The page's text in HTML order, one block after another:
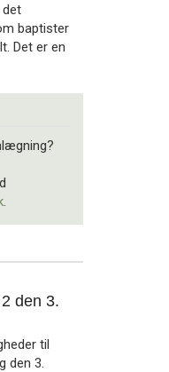
det
baptister
Det er en
den 3.
til
den 3.